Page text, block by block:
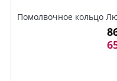
Помолвочное кольцо